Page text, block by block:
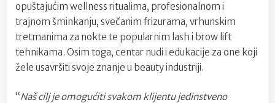
opuštajućim wellness ritualima, profesionalnom i
trajnom šminkanju, svečanim frizurama, vrhunskim
tretmanima za nokte te popularnim lash i brow lift
tehnikama. Osim toga, centar nudi i edukacije za one koji
žele usavršiti svoje znanje u beauty industriji.
“Naš cilj je omogućiti svakom klijentu jedinstveno